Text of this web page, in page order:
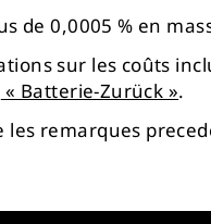
de 0,0005 % en
sur les coûts
« Batterie-Zurück ».
les remarques